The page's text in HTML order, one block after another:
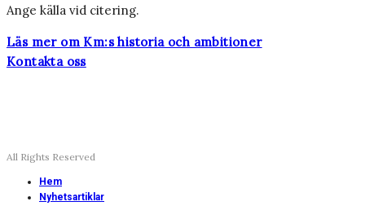
Ange källa vid citering.
Läs mer om Km:s historia och ambitioner
Kontakta oss
All Rights Reserved
Hem
Nyhetsartiklar